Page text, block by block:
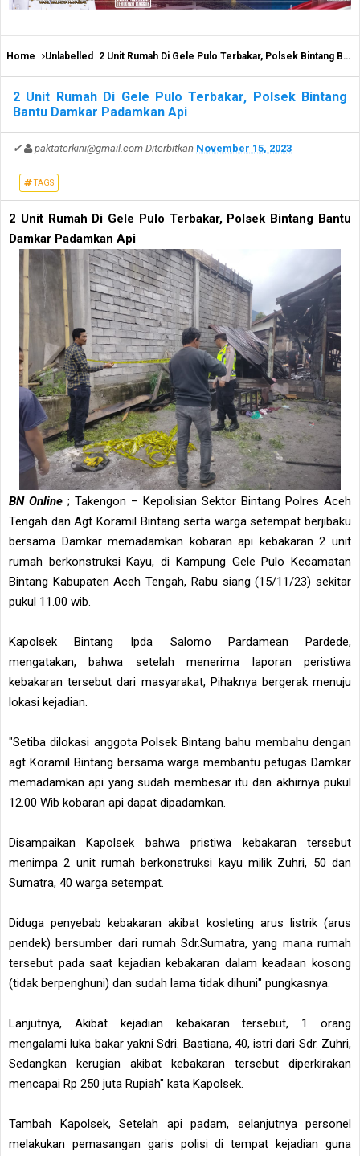
Home Unlabelled 2 Unit Rumah Di Gele Pulo Terbakar, Polsek Bintang Bantu Damkar Padamkan Api
2 Unit Rumah Di Gele Pulo Terbakar, Polsek Bintang
Bantu Damkar Padamkan Api
✔ paktaterkini@gmail.com Diterbitkan November 15, 2023
TAGS
2 Unit Rumah Di Gele Pulo Terbakar, Polsek Bintang Bantu
Damkar Padamkan Api
BN Online ; Takengon – Kepolisian Sektor Bintang Polres Aceh
Tengah dan Agt Koramil Bintang serta warga setempat berjibaku
bersama Damkar memadamkan kobaran api kebakaran 2 unit
rumah berkonstruksi Kayu, di Kampung Gele Pulo Kecamatan
Bintang Kabupaten Aceh Tengah, Rabu siang (15/11/23) sekitar
pukul 11.00 wib.
Kapolsek Bintang Ipda Salomo Pardamean Pardede,
mengatakan, bahwa setelah menerima laporan peristiwa
kebakaran tersebut dari masyarakat, Pihaknya bergerak menuju
lokasi kejadian.
"Setiba dilokasi anggota Polsek Bintang bahu membahu dengan
agt Koramil Bintang bersama warga membantu petugas Damkar
memadamkan api yang sudah membesar itu dan akhirnya pukul
12.00 Wib kobaran api dapat dipadamkan.
Disampaikan Kapolsek bahwa pristiwa kebakaran tersebut
menimpa 2 unit rumah berkonstruksi kayu milik Zuhri, 50 dan
Sumatra, 40 warga setempat.
Diduga penyebab kebakaran akibat kosleting arus listrik (arus
pendek) bersumber dari rumah Sdr.Sumatra, yang mana rumah
tersebut pada saat kejadian kebakaran dalam keadaan kosong
(tidak berpenghuni) dan sudah lama tidak dihuni" pungkasnya.
Lanjutnya, Akibat kejadian kebakaran tersebut, 1 orang
mengalami luka bakar yakni Sdri. Bastiana, 40, istri dari Sdr. Zuhri,
Sedangkan kerugian akibat kebakaran tersebut diperkirakan
mencapai Rp 250 juta Rupiah" kata Kapolsek.
Tambah Kapolsek, Setelah api padam, selanjutnya personel
melakukan pemasangan garis polisi di tempat kejadian guna